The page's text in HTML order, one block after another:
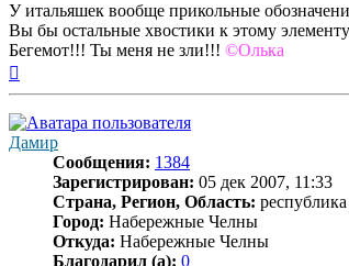
У итальяшек вообще прикольные
Вы бы остальные хвостики к этому
Бегемот!!! Ты меня не зли!!! ©Олька
Дамир
Сообщения: 1384
Зарегистрирован: 05 дек 2007, 11:33
Страна, Регион, Область:
Город: Набережные Челны
Откуда: Набережные Челны
Благодарил (а): 0